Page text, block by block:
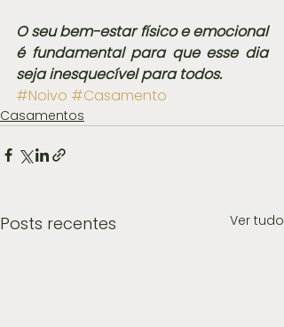
O seu bem-estar físico e emocional
é fundamental para que esse dia
seja inesquecível para todos.
#Noivo #Casamento
Casamentos
Posts recentes Ver tudo